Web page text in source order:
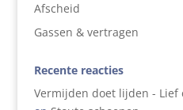
Afscheid
Gassen & vertragen
Recente reacties
Vermijden doet lijden - Lief